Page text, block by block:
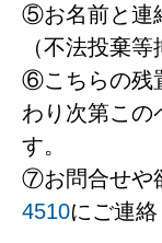
⑤お名前と連
（不法投棄等
⑥こちらの残
わり次第この
す。
⑦お問合せや
4510にご連絡